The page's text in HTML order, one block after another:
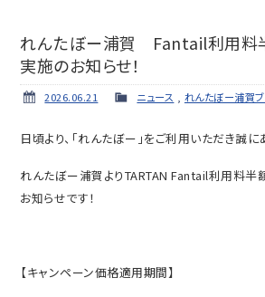
れんたぼー浦賀 Fantail利用料
実施のお知らせ！
2026.06.21 ニュース れんたぼー浦賀
日頃より、「れんたぼー」をご利用いただき誠に
れんたぼー浦賀よりTARTAN Fantail利用料半
お知らせです！
【キャンペーン価格適用期間】